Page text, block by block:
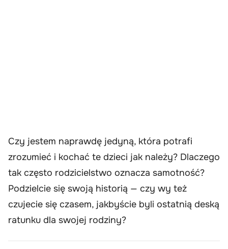
Czy jestem naprawdę jedyną, która potrafi
zrozumieć i kochać te dzieci jak należy? Dlaczego
tak często rodzicielstwo oznacza samotność?
Podzielcie się swoją historią — czy wy też
czujecie się czasem, jakbyście byli ostatnią deską
ratunku dla swojej rodziny?